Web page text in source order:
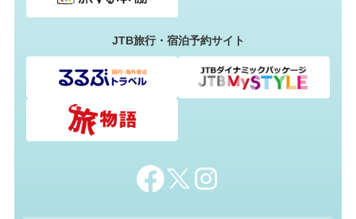
JTB旅行・宿泊予約サイト